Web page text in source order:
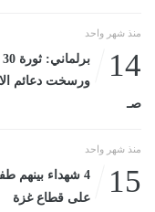
منذ شهر واحد
14
صـ
منذ شهر واحد
15
على قطاع غزة